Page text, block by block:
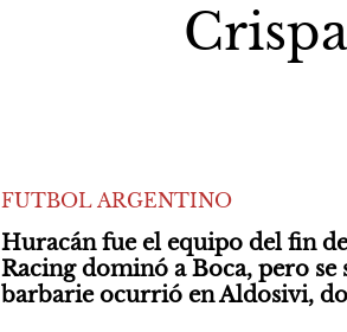
FUTBOL ARGENTINO
Huracán fue el equipo del fin
Racing dominó a Boca, pero
barbarie ocurrió en Aldosivi,